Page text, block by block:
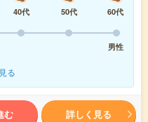
40代 50代
60代
男性
る
む 詳しく見る